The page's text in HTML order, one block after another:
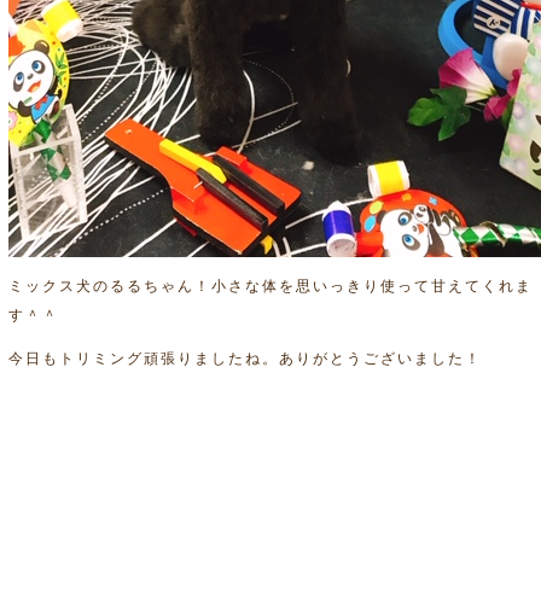
ミックス犬のるるちゃん！小さな体を思いっきり使って甘えてくれま
す＾＾
今日もトリミング頑張りましたね。ありがとうございました！